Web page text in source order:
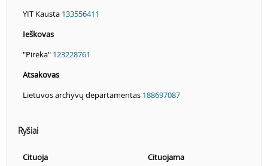
YIT Kausta 133556411
Ieškovas
"Pireka" 123228761
Atsakovas
Lietuvos archyvų departamentas 188697087
Ryšiai
Cituoja Cituojama